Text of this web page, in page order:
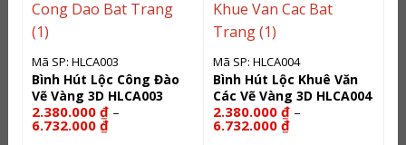
Mã SP: HLCA003
Bình Hút Lộc Công Đào
Vẽ Vàng 3D HLCA003
2.380.000 ₫ –
6.732.000 ₫Khoảng
Mã SP: HLCA004
Bình Hút Lộc Khuê Văn
Các Vẽ Vàng 3D HLCA004
2.380.000 ₫ –
6.732.000 ₫Khoảng
giá: